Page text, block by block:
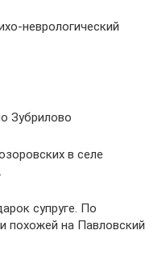
неврологический
Зубрилово
в селе
супруге. По
похожей на Павловский